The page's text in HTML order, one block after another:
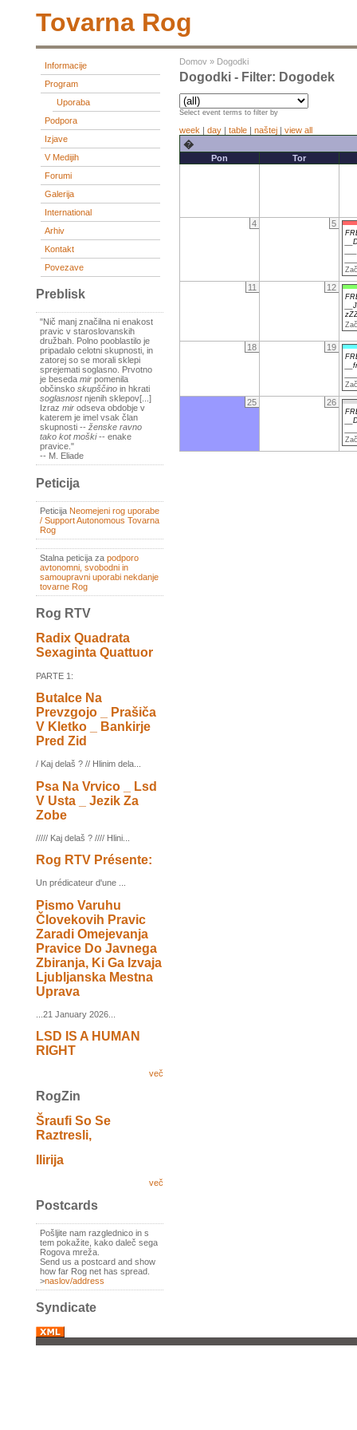
Tovarna Rog
Informacije
Program
Uporaba
Podpora
Izjave
V Medijih
Forumi
Galerija
International
Arhiv
Kontakt
Povezave
Preblisk
"Nič manj značilna ni enakost
pravic v staroslovanskih
družbah. Polno pooblastilo je
pripadalo celotni skupnosti, in
zatorej so se morali sklepi
sprejemati soglasno. Prvotno
je beseda mir pomenila
občinsko skupščino in hkrati
soglasnostnjenih sklepov[...]
Izraz mir odseva obdobje v
katerem je imel vsak član
skupnosti -- ženske ravno
tako kot moški-- enake
pravice."
-- M. Eliade
Peticija
Peticija Neomejeni rog uporabe
/ Support Autonomous Tovarna
Rog
Stalna peticija za podporo
avtonomni, svobodni in
samoupravni uporabi nekdanje
tovarne Rog
Rog RTV
Radix Quadrata
Sexaginta Quattuor
PARTE 1:
Butalce Na
Prevzgojo _ Prašiča
V Kletko _ Bankirje
Pred Zid
/ Kaj delaš ? // Hlinim dela...
Psa Na Vrvico _ Lsd
V Usta _ Jezik Za
Zobe
///// Kaj delaš ? //// Hlini...
Rog RTV Présente:
Un prédicateur d'une ...
Pismo Varuhu
Človekovih Pravic
Zaradi Omejevanja
Pravice Do Javnega
Zbiranja, Ki Ga Izvaja
Ljubljanska Mestna
Uprava
...21 January 2026...
LSD IS A HUMAN
RIGHT
več
RogZin
Šraufi So Se
Raztresli,
Ilirija
več
Postcards
Pošljite nam razglednico in s
tem pokažite, kako daleč sega
Rogova mreža.
Send us a postcard and show
how far Rog net has spread.
>naslov/address
Syndicate
Domov » Dogodki
Dogodki - Filter: Dogodek
Select event terms to filter by
week | day | table | naštej | view all
�
Pon Tor
4 5
11 12
18 19
25 26